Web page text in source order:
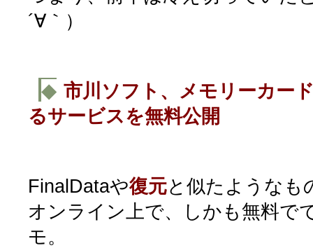
´∀｀）
◆ 市川ソフト、メモリーカー
るサービスを無料公開
FinalDataや復元と似たようなも
オンライン上で、しかも無料で
モ。